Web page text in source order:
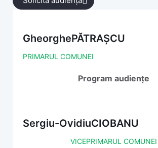
GheorghePĂTRAȘCU
PRIMARUL COMUNEI
Program audiențe
Sergiu-OvidiuCIOBANU
VICEPRIMARUL COMUNEI